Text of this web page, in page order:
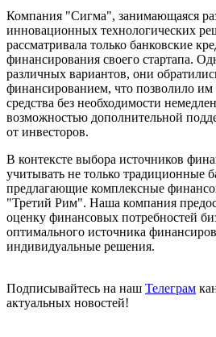
Компания "Сигма", занимающаяся
инновационных технологических
рассматривала только банковские
финансирования своего стартапа.
различных вариантов, они
финансированием, что позволило
средства без необходимости
возможностью дополнительной
от инвесторов.
В контексте выбора источников
учитывать не только традиционные
предлагающие комплексные
"Третий Рим". Наша компания
оценку финансовых потребностей
оптимального источника
индивидуальные решения.
Подписывайтесь на наш Телеграм
актуальных новостей!